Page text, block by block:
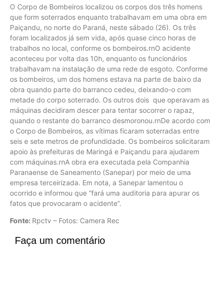
O Corpo de Bombeiros localizou os corpos dos três homens
que form soterrados enquanto trabalhavam em uma obra em
Paiçandu, no norte do Paraná, neste sábado (26). Os três
foram localizados já sem vida, após quase cinco horas de
trabalhos no local, conforme os bombeiros.rnO acidente
aconteceu por volta das 10h, enquanto os funcionários
trabalhavam na instalação de uma rede de esgoto. Conforme
os bombeiros, um dos homens estava na parte de baixo da
obra quando parte do barranco cedeu, deixando-o com
metade do corpo soterrado. Os outros dois que operavam as
máquinas decidiram descer para tentar socorrer o rapaz,
quando o restante do barranco desmoronou.rnDe acordo com
o Corpo de Bombeiros, as vítimas ficaram soterradas entre
seis e sete metros de profundidade. Os bombeiros solicitaram
apoio às prefeituras de Maringá e Paiçandu para ajudarem
com máquinas.rnA obra era executada pela Companhia
Paranaense de Saneamento (Sanepar) por meio de uma
empresa terceirizada. Em nota, a Sanepar lamentou o
ocorrido e informou que “fará uma auditoria para apurar os
fatos que provocaram o acidente”.
Fonte: Rpctv – Fotos: Camera Rec
Faça um comentário